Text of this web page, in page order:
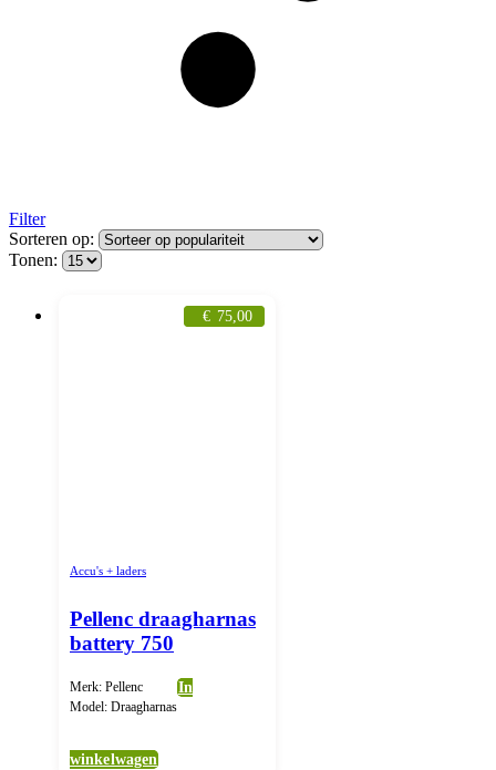
Filter
Sorteren op:
Tonen:
€ 75,00
Accu's + laders
Pellenc draagharnas
battery 750
Merk: Pellenc
Model: Draagharnas
In
winkelwagen